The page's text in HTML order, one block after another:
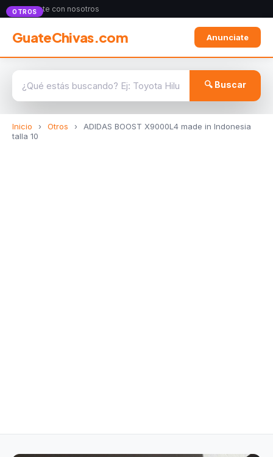
Anunciate con nosotros
GuateChivas.com Anunciate
🔍 Buscar
Inicio › Otros ›
ADIDAS BOOST X9000L4 made in Indonesia
talla 10
OTROS